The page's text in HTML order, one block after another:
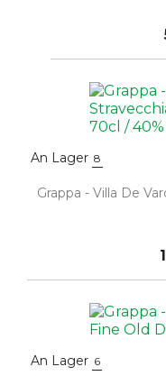
An Lager 8
Grappa - Villa De
An Lager 6